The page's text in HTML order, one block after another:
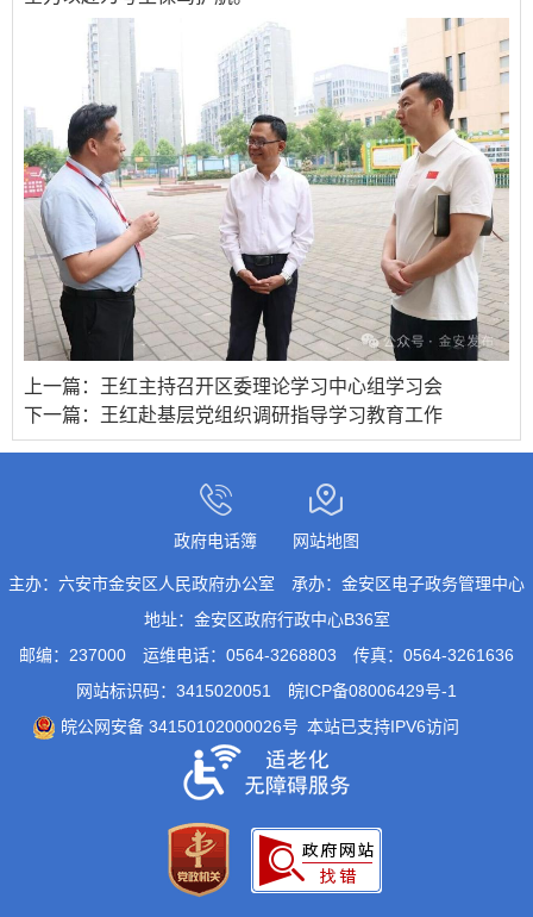
上一篇：
王红主持召开区委理论学习中心组学习会
下一篇：
王红赴基层党组织调研指导学习教育工作
政府电话簿 网站地图
主办：六安市金安区人民政府办公室
承办：金安区电子政务管理中心
地址：金安区政府行政中心B36室
邮编：237000
运维电话：0564-3268803
传真：0564-3261636
网站标识码：3415020051
皖ICP备08006429号-1
皖公网安备 34150102000026号 本站已支持IPV6访问